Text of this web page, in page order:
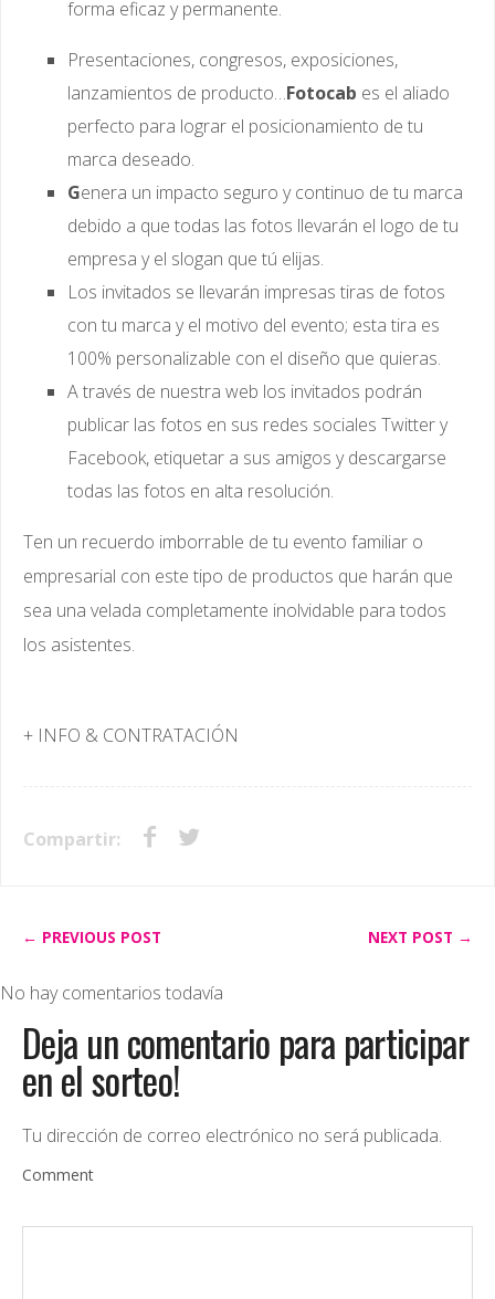
forma eficaz y permanente.
Presentaciones, congresos, exposiciones,
lanzamientos de producto…Fotocab es el aliado
perfecto para lograr el posicionamiento de tu
marca deseado.
Genera un impacto seguro y continuo de tu marca
debido a que todas las fotos llevarán el logo de tu
empresa y el slogan que tú elijas.
Los invitados se llevarán impresas tiras de fotos
con tu marca y el motivo del evento; esta tira es
100% personalizable con el diseño que quieras.
A través de nuestra web los invitados podrán
publicar las fotos en sus redes sociales Twitter y
Facebook, etiquetar a sus amigos y descargarse
todas las fotos en alta resolución.
Ten un recuerdo imborrable de tu evento familiar o
empresarial con este tipo de productos que harán que
sea una velada completamente inolvidable para todos
los asistentes.
+ INFO & CONTRATACIÓN
Compartir:
← PREVIOUS POST NEXT POST →
No hay comentarios todavía
Deja un comentario para participar
en el sorteo!
Tu dirección de correo electrónico no será publicada.
Comment